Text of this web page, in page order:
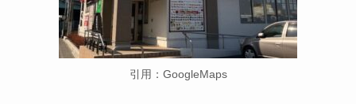
引用：GoogleMaps